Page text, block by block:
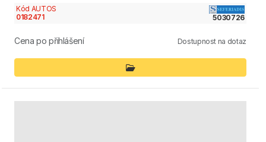
Kód AUTOS
0182471
5030726
Cena po přihlášení Dostupnost na dotaz